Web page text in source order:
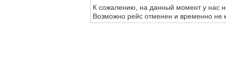
К сожалению, на данный момент у нас
Возможно рейс отменен и временно не